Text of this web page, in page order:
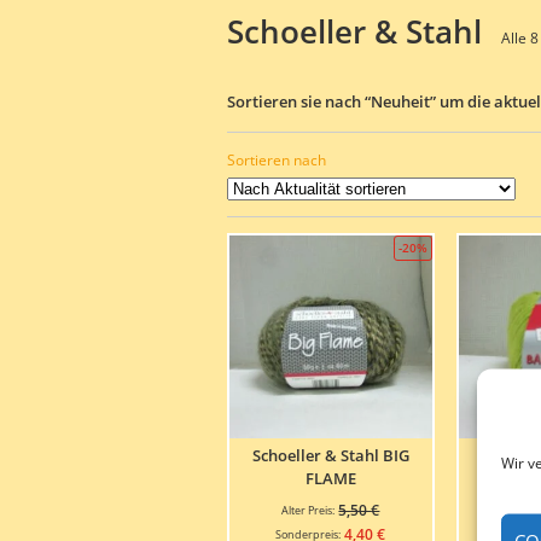
Wir
Schoeller & Stahl Alle
Sortieren sie nach “Neuheit” um die
Sortieren nach
-20%
Schoeller & Stahl BIG
FLAME
Alter Preis: 5,50€Ursprünglicher
Preis
Sonderpreis: 4,40€Aktueller
Alter